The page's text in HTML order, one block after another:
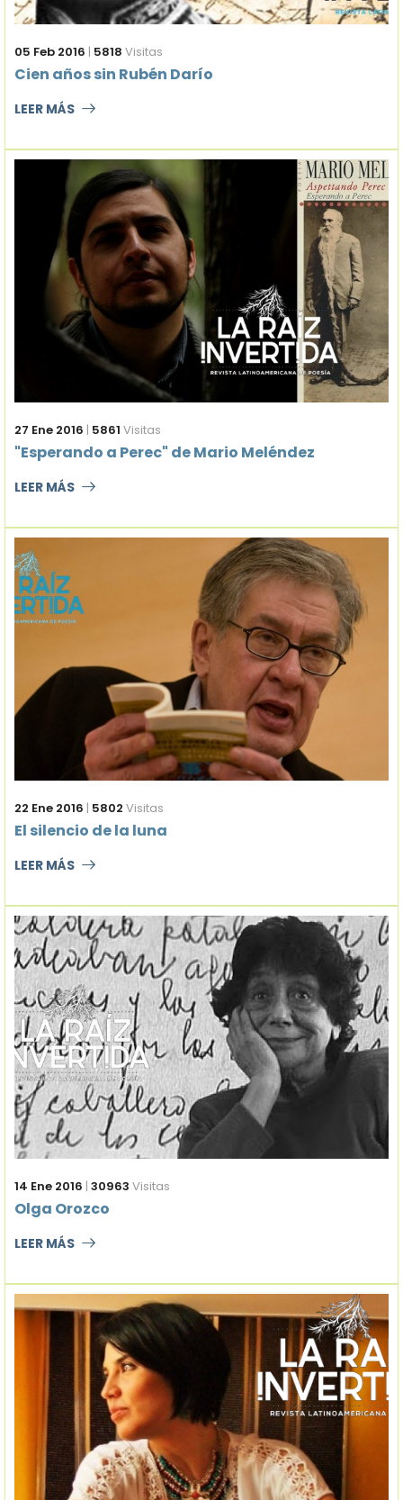
05 Feb 2016 | 5818 Visitas
Cien años sin Rubén Darío
LEER MÁS
27 Ene 2016 | 5861 Visitas
"Esperando a Perec" de Mario Meléndez
LEER MÁS
22 Ene 2016 | 5802 Visitas
El silencio de la luna
LEER MÁS
14 Ene 2016 | 30963 Visitas
Olga Orozco
LEER MÁS